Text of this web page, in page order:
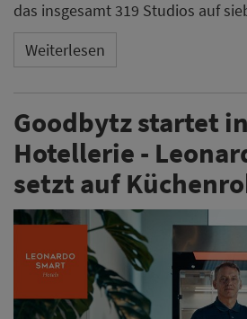
das insgesamt 319 Studios auf
Weiterlesen
Goodbytz startet
Hotellerie -
setzt auf